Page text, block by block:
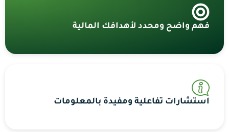
فهم واضح ومحدد لأهدافك المالية
استشارات تفاعلية ومفيدة بالمعلومات